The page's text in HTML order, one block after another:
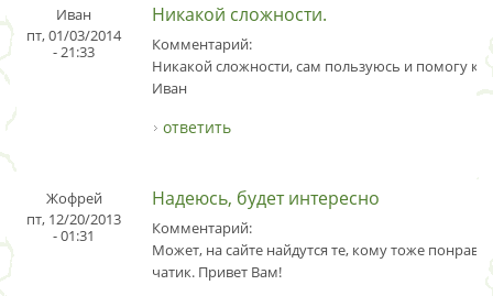
Иван
пт, 01/03/2014
- 21:33
Никакой сложности.
Комментарий:
Никакой сложности, сам пользуюсь и помогу
Иван
ответить
Жофрей
пт, 12/20/2013
- 01:31
Надеюсь, будет интересно
Комментарий:
Может, на сайте найдутся те, кому тоже
чатик. Привет Вам!